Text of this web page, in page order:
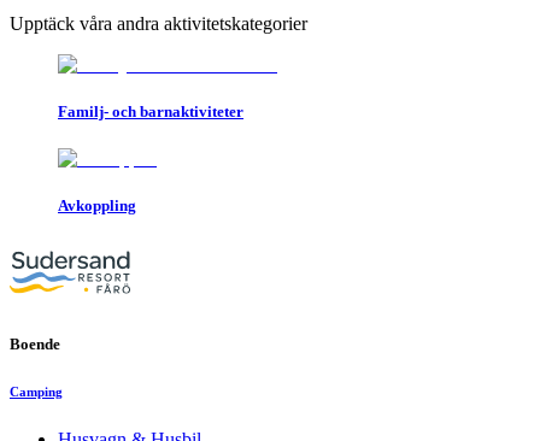
Upptäck våra andra aktivitetskategorier
Familj- och barnaktiviteter
Avkoppling
Boende
Camping